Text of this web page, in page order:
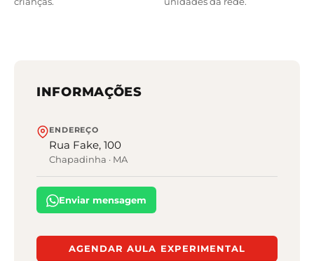
INFORMAÇÕES
ENDEREÇO
Rua Fake, 100
Chapadinha · MA
Enviar mensagem
AGENDAR AULA EXPERIMENTAL